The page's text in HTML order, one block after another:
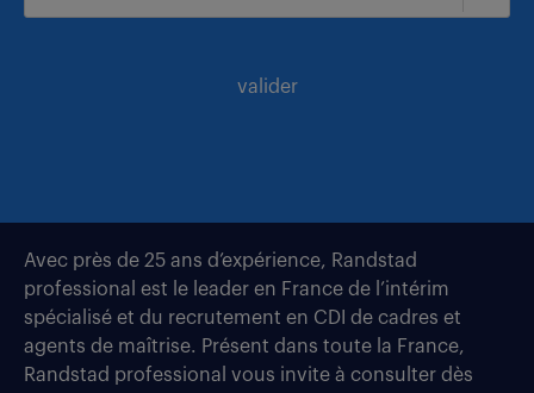
valider
Avec près de 25 ans d’expérience, Randstad
professional est le leader en France de l’intérim
spécialisé et du recrutement en CDI de cadres et
agents de maîtrise. Présent dans toute la France,
Randstad professional vous invite à consulter dès